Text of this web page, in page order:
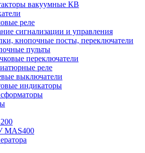
вакуумные КВ
реле
сигнализации и управления
кнопочные посты, переключатели
пульты
переключатели
реле
выключатели
индикаторы